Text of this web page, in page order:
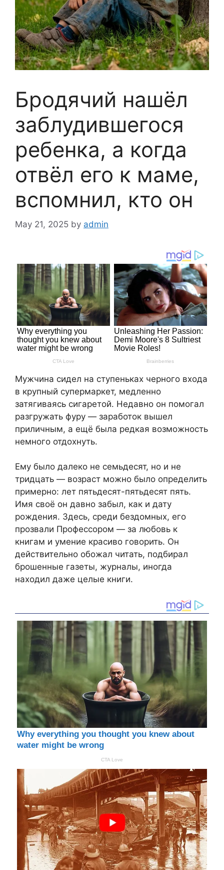
Бродячий нашёл
заблудившегося
ребенка, а когда
отвёл его к маме,
вспомнил, кто он
May 21, 2025 by admin
Мужчина сидел на ступеньках черного входа
в крупный супермаркет, медленно
затягиваясь сигаретой. Недавно он помогал
разгружать фуру — заработок вышел
приличным, а ещё была редкая возможность
немного отдохнуть.
Ему было далеко не семьдесят, но и не
тридцать — возраст можно было определить
примерно: лет пятьдесят-пятьдесят пять.
Имя своё он давно забыл, как и дату
рождения. Здесь, среди бездомных, его
прозвали Профессором — за любовь к
книгам и умение красиво говорить. Он
действительно обожал читать, подбирал
брошенные газеты, журналы, иногда
находил даже целые книги.